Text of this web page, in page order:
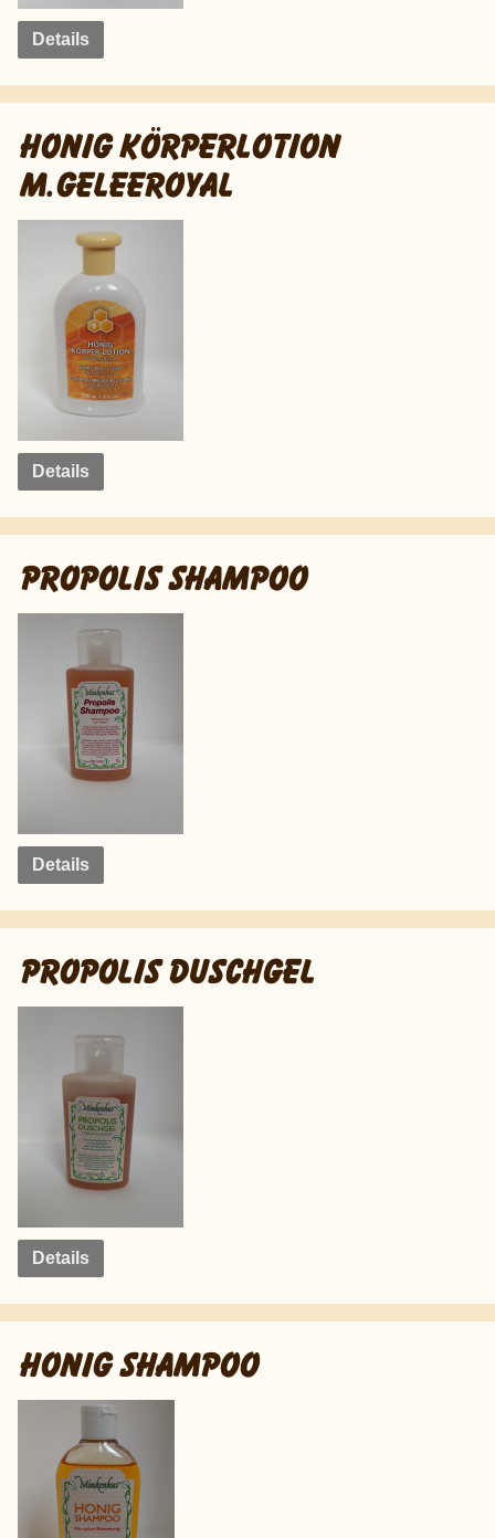
Details
HONIG KÖRPERLOTION
M.GELEEROYAL
Details
PROPOLIS SHAMPOO
Details
PROPOLIS DUSCHGEL
Details
HONIG SHAMPOO